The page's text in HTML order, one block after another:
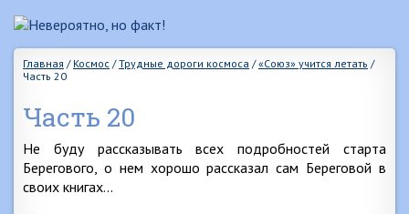
Главная / Космос /Трудные дороги космоса /«Союз» учится летать /
Часть 20
Часть 20
Не буду рассказывать всех подробностей старта
Берегового, о нем хорошо рассказал сам Береговой в
своих книгах…